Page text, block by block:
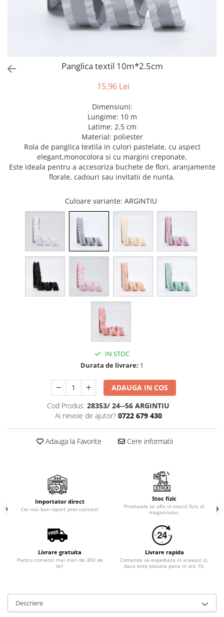
Vaze din sticla
Scaune
Bujor
Ranunculus
Trandafir
Bumbac
Iasomie
Margarete
Wisteria
Capete flori
Flori artificiale la ghiveci
Verdeata decorativa
Kit-uri Baloane
Rafii, clipsuri,pompe
Accesorii petrecere
Decoratiuni baloane
Ochelari party
Lumanari si accesorii tort
Pompoane
Rozete
Paturica Decor
Petrecere Tematica
Petrecere fetite
Petrecere Baieti
Petrecere Adulti
Panglica textil 10m*2.5cm
15,96 Lei
Dimensiuni:
Lungime: 10 m
Latime: 2.5 cm
Material: poliester
Rola de panglica textila in culori pastelate, cu aspect
elegant,monocolora si cu margini creponate.
Este ideala pentru a accesoriza buchete de flori, aranjamente
florale, cadouri sau invitatii de nunta.
Culoare variante: ARGINTIU
IN STOC
Durata de livrare: 1
ADAUGA IN COS
Cod Produs: 28353/ 24--56 ARGINTIU
Ai nevoie de ajutor? 0722 679 430
Adauga la Favorite Cere informatii
Importator direct
Cel mai bun raport pret-calitate!
Stoc fizic
Produsele se afla in stocul fizic al
magazinului.
Livrare gratuita
Pentru comenzi mai mari de 300 de
lei!
Livrare rapida
Comanda se expediaza in aceeasi zi,
daca este plasata pana in ora 16.
Descriere